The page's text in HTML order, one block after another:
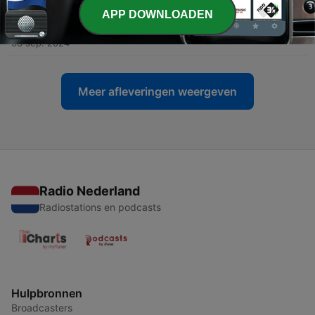
163 - DMS159 - anschließen (2) & altbacken
08 sep. 2024
Meer afleveringen weergeven
Radio Nederland
Radiostations en podcasts
Hulpbronnen
Broadcasters
APP DOWNLOADEN